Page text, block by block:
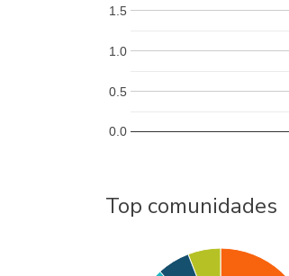
0.0
0.5
1.0
1.5
Top comunidades